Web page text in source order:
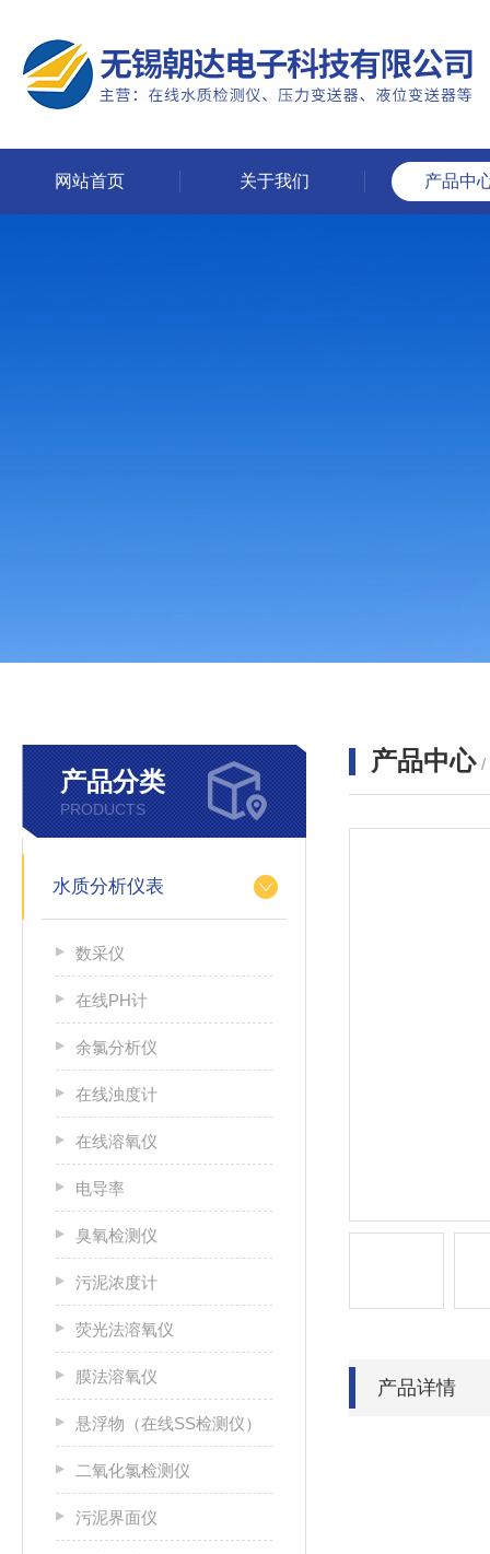
网站首页 关于我们 产品中
产品分类
PRODUCTS
水质分析仪表
数采仪
在线PH计
余氯分析仪
在线浊度计
在线溶氧仪
电导率
臭氧检测仪
污泥浓度计
荧光法溶氧仪
膜法溶氧仪
悬浮物（在线SS检测仪）
二氧化氯检测仪
污泥界面仪
产品中心 /
产品详情